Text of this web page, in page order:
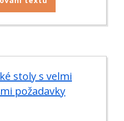
stoly s velmi
požadavky